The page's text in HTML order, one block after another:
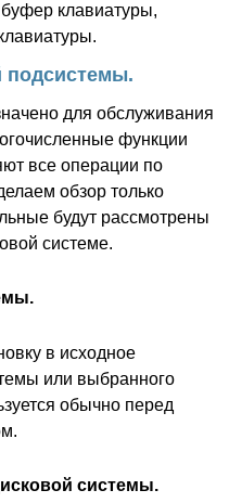
клавиатуры,
подсистемы.
для обслуживания
функции
все операции по
обзор только
будут рассмотрены
системе.
в исходное
или выбранного
обычно перед
системы.